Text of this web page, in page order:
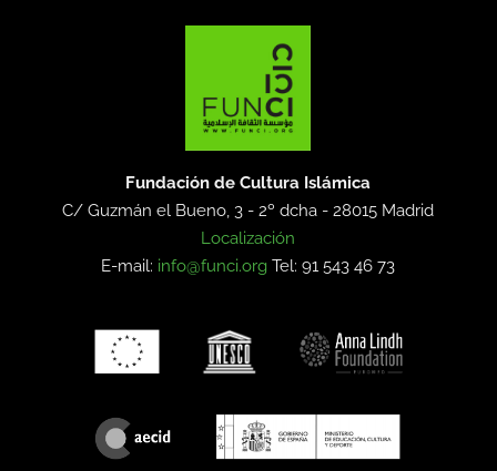
Fundación de Cultura Islámica
C/ Guzmán el Bueno, 3 - 2º dcha -28015 Madrid
Localización
E-mail: info@funci.org Tel: 91 543 46 73